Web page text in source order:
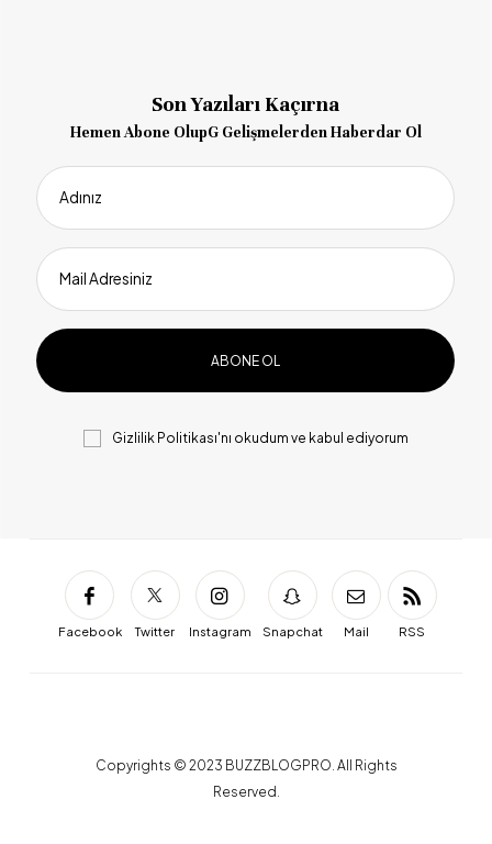
Son Yazıları Kaçırna
Hemen Abone OlupG Gelişmelerden Haberdar Ol
Adınız
Mail Adresiniz
Gizlilik Politikası'nı okudum ve kabul ediyorum
Facebook Twitter Instagram Snapchat Mail RSS
Copyrights © 2023 BUZZBLOGPRO. All Rights
Reserved.